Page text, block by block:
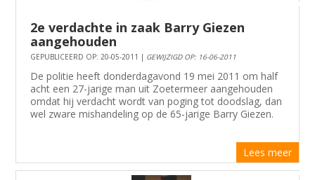
2e verdachte in zaak Barry Giezen
aangehouden
GEPUBLICEERD OP: 20-05-2011 | GEWIJZIGD OP: 16-06-2011
De politie heeft donderdagavond 19 mei 2011 om half
acht een 27-jarige man uit Zoetermeer aangehouden
omdat hij verdacht wordt van poging tot doodslag, dan
wel zware mishandeling op de 65-jarige Barry Giezen.
Lees meer